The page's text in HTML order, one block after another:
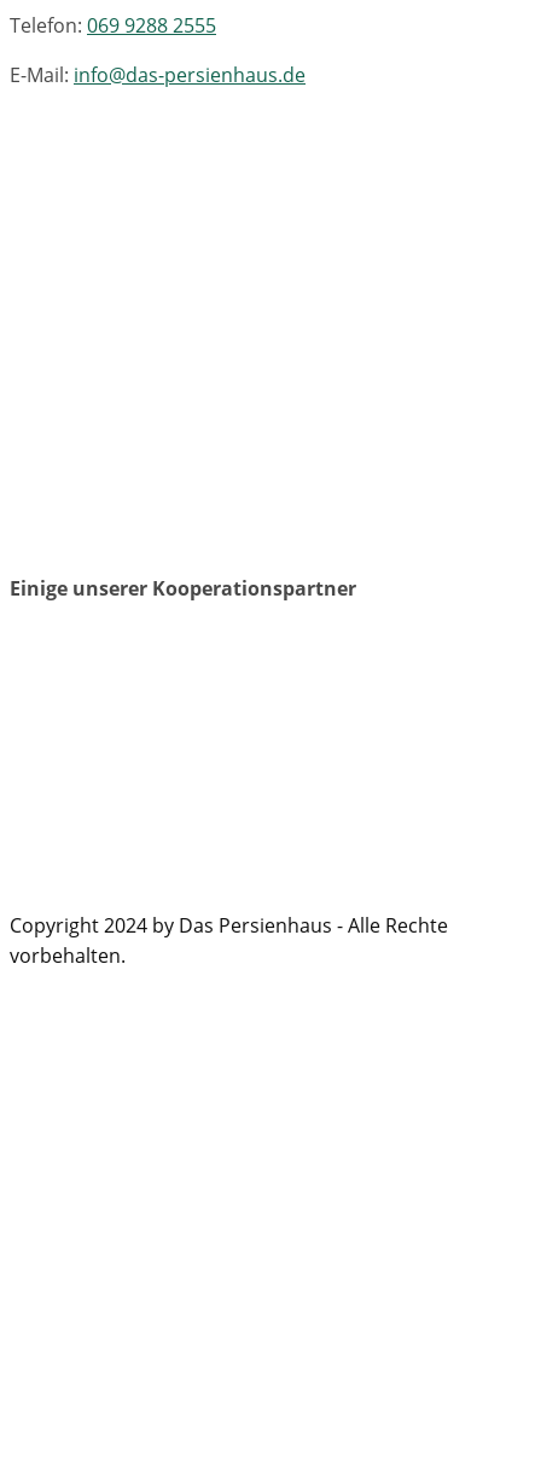
Telefon: 069 9288 2555
E-Mail: info@das-persienhaus.de
Einige unserer Kooperationspartner
Copyright 2024 by Das Persienhaus - Alle Rechte
vorbehalten.